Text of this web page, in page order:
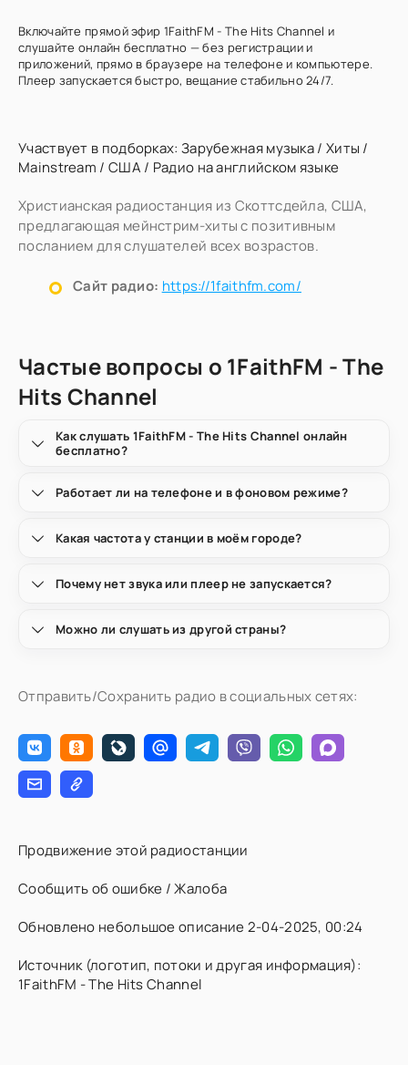
Включайте прямой эфир 1FaithFM - The Hits Channel и
слушайте онлайн бесплатно — без регистрации и
приложений, прямо в браузере на телефоне и компьютере.
Плеер запускается быстро, вещание стабильно 24/7.
Участвует в подборках: Зарубежная музыка/ Хиты /
Mainstream / США / Радио на английском языке
Христианская радиостанция из Скоттсдейла, США,
предлагающая мейнстрим-хиты с позитивным
посланием для слушателей всех возрастов.
Сайт радио: https://1faithfm.com/
Частые вопросы о 1FaithFM - The
Hits Channel
Как слушать 1FaithFM - The Hits Channel онлайн
бесплатно?
Работает ли на телефоне и в фоновом режиме?
Какая частота у станции в моём городе?
Почему нет звука или плеер не запускается?
Можно ли слушать из другой страны?
Отправить/Сохранить радио в социальных сетях:
Продвижение этой радиостанции
Сообщить об ошибке / Жалоба
Обновлено небольшое описание 2-04-2025, 00:24
Источник (логотип, потоки и другая информация):
1FaithFM - The Hits Channel